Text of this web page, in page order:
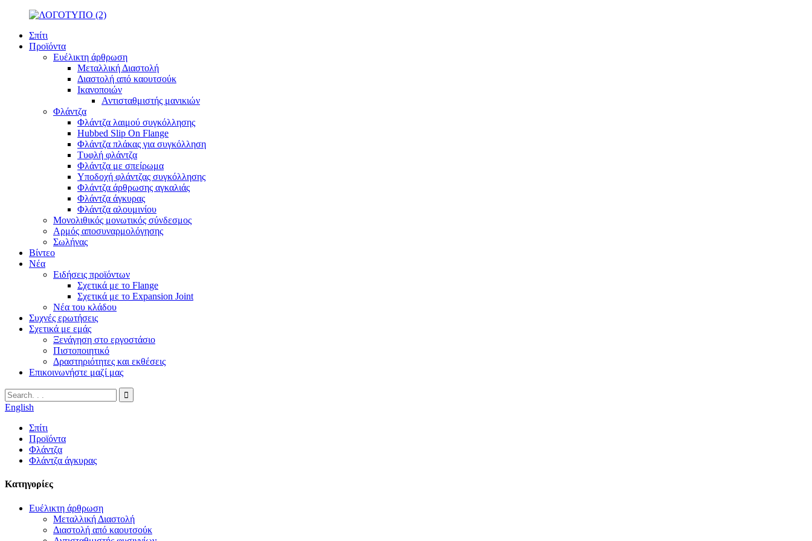
Σπίτι
Προϊόντα
Ευέλικτη άρθρωση
Μεταλλική Διαστολή
Διαστολή από καουτσούκ
Ικανοποιών
Αντισταθμιστής μανικιών
Φλάντζα
Φλάντζα λαιμού συγκόλλησης
Hubbed Slip On Flange
Φλάντζα πλάκας για συγκόλληση
Τυφλή φλάντζα
Φλάντζα με σπείρωμα
Υποδοχή φλάντζας συγκόλλησης
Φλάντζα άρθρωσης αγκαλιάς
Φλάντζα άγκυρας
Φλάντζα αλουμινίου
Μονολιθικός μονωτικός σύνδεσμος
Αρμός αποσυναρμολόγησης
Σωλήνας
Βίντεο
Νέα
Ειδήσεις προϊόντων
Σχετικά με το Flange
Σχετικά με το Expansion Joint
Νέα του κλάδου
Συχνές ερωτήσεις
Σχετικά με εμάς
Ξενάγηση στο εργοστάσιο
Πιστοποιητικό
Δραστηριότητες και εκθέσεις
Επικοινωνήστε μαζί μας
English
Σπίτι
Προϊόντα
Φλάντζα
Φλάντζα άγκυρας
Κατηγορίες
Ευέλικτη άρθρωση
Μεταλλική Διαστολή
Διαστολή από καουτσούκ